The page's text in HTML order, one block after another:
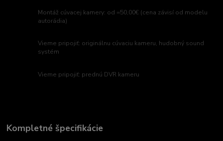
Montáž cúvacej kamery: od =50,00€ (cena závisí od modelu
autorádia)
Vieme pripojiť: originálnu cúvaciu kameru, hudobný sound
systém
Vieme pripojiť: prednú DVR kameru
Kompletné špecifikácie